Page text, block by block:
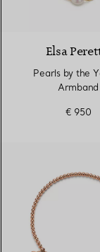
Elsa
Pearls by the
Armband
€ 950